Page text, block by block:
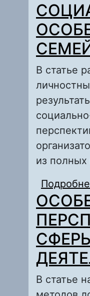
В статье
из
В статье